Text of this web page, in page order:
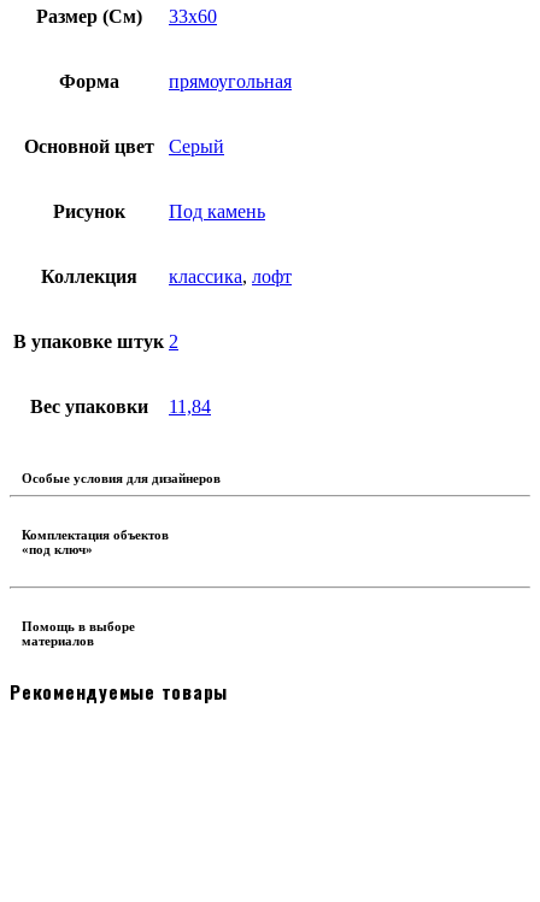
Размер (См) 33х60
Форма прямоугольная
Основной цвет Серый
Рисунок Под камень
Коллекция классика, лофт
В упаковке штук 2
Вес упаковки 11,84
Особые условия для дизайнеров
Комплектация объектов
«под ключ»
Помощь в выборе
материалов
Рекомендуемые товары